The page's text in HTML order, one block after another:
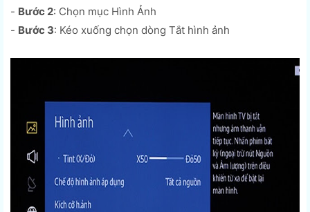
- Bước 2: Chọn mục Hình Ảnh
- Bước 3: Kéo xuống chọn dòng Tắt hình ảnh